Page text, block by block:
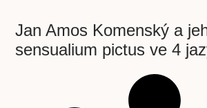
Jan Amos Komenský a
sensualium pictus ve 4